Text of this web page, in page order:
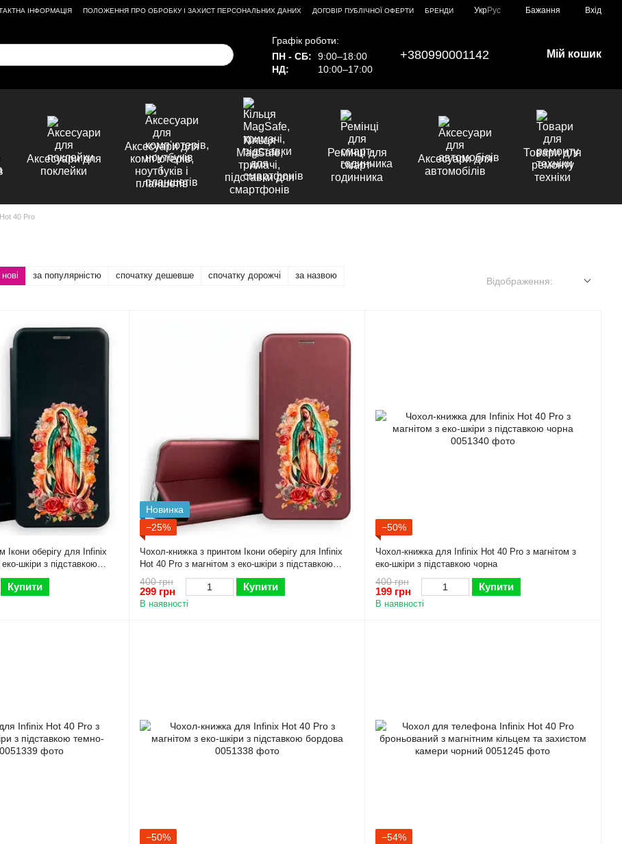
ІНФОРМАЦІЯ ПОЛОЖЕННЯ ПРО ОБРОБКУ І ЗАХИСТ ПЕРСОНАЛЬНИХ ДАНИХ ДОГОВІР ПУБЛІЧНОЇ ОФЕРТИ
БРЕНДИ
УкрРус Бажання Вхід
Графік роботи:
ПН - СБ:
9:00–18:00
НД:
10:00–17:00
+380990001142 Мій кошик
Аксесуари для
поклейки
Аксесуари для
комп'ютерів,
ноутбуків і
планшетів
Кільця
MagSafe,
тримачі,
підставки для
смартфонів
Ремінці для
смарт-
годинника
Аксесуари для
автомобілів
Товари для
ремонту
техніки
40 Pro
за популярністю спочатку дешевше спочатку дорожчі за назвою
Відображення:
Ікони оберігу для Infinix
шкіри з підставкою
Купити
Новинка
−25%
Чохол-книжка з принтом Ікони оберігу для Infinix
Hot 40 Pro з магнітом з еко-шкіри з підставкою
бордова
400 грн
299 грн Купити
В наявності
−50%
Чохол-книжка для Infinix Hot 40 Pro з магнітом з
еко-шкіри з підставкою чорна
400 грн
199 грн Купити
В наявності
−50% −54%